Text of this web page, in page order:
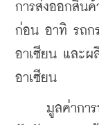
การส่งออกสิน
ก่อน อาทิ รถก
อาเซียน และ
อาเซียน
มูลค่าการนำ